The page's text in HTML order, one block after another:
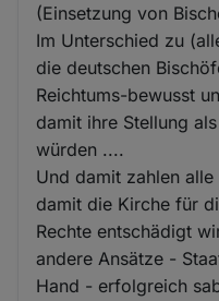
(Einsetzung von
Im Unterschied zu
die deutschen
Reichtums-bewusst
damit ihre Stellung
würden ....
Und damit zahlen
damit die Kirche für
Rechte entschädigt
andere Ansätze -
Hand - erfolgreich